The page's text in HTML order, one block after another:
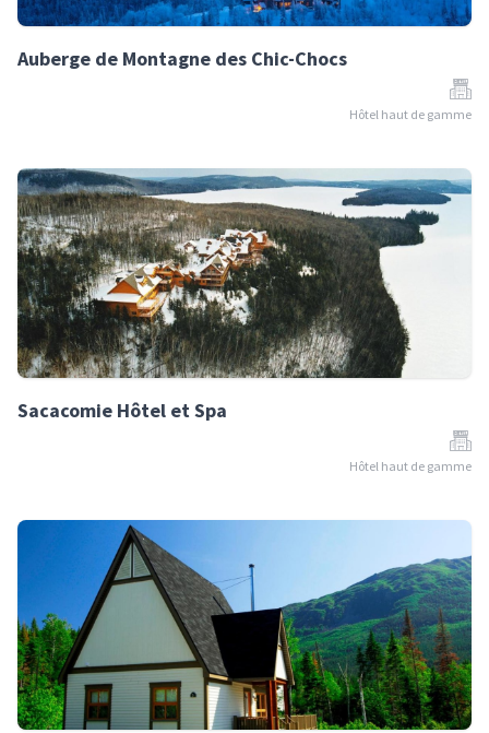
Auberge de Montagne des Chic-Chocs
Hôtel haut de gamme
Sacacomie Hôtel et Spa
Hôtel haut de gamme